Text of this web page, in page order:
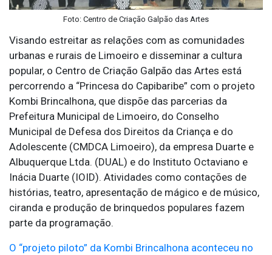
Foto: Centro de Criação Galpão das Artes
Visando estreitar as relações com as comunidades
urbanas e rurais de Limoeiro e disseminar a cultura
popular, o Centro de Criação Galpão das Artes está
percorrendo a “Princesa do Capibaribe” com o projeto
Kombi Brincalhona, que dispõe das parcerias da
Prefeitura Municipal de Limoeiro, do Conselho
Municipal de Defesa dos Direitos da Criança e do
Adolescente (CMDCA Limoeiro), da empresa Duarte e
Albuquerque Ltda. (DUAL) e do Instituto Octaviano e
Inácia Duarte (IOID). Atividades como contações de
histórias, teatro, apresentação de mágico e de músico,
ciranda e produção de brinquedos populares fazem
parte da programação.
O “projeto piloto” da Kombi Brincalhona aconteceu no